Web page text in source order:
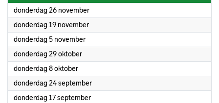
donderdag 26 november2026
donderdag 19 november2026
donderdag 5 november2026
donderdag 29 oktober2026
donderdag 8 oktober2026
donderdag 24 september2026
donderdag 17 september2026